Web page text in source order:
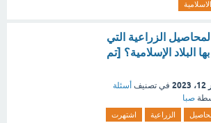
الاسلامية
الزراعية التي
البلاد الإسلامية؟ [تم
في تصنيف أسئلة
صبا
الزراعية
اشتهرت